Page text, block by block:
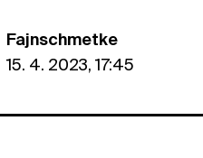
Fajnschmetke
15. 4. 2023, 17:45